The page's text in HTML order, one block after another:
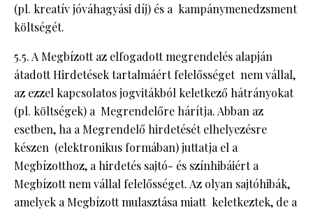
(pl. kreatív jóváhagyási díj) és a kampánymenedzsment
költségét.
5.5. A Megbízott az elfogadott megrendelés alapján
átadott Hirdetések tartalmáért felelősséget nem vállal,
az ezzel kapcsolatos jogvitákból keletkező hátrányokat
(pl. költségek) a Megrendelőre hárítja. Abban az
esetben, ha a Megrendelő hirdetését elhelyezésre
készen (elektronikus formában) juttatja el a
Megbízotthoz, a hirdetés sajtó- és színhibáiért a
Megbízott nem vállal felelősséget. Az olyan sajtóhibák,
amelyek a Megbízott mulasztása miatt keletkeztek, de a